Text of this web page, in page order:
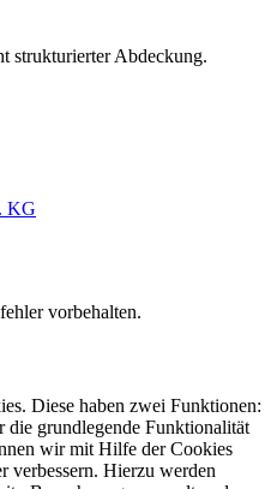
strukturierter Abdeckung.
KG
vorbehalten.
Diese haben zwei Funktionen:
die grundlegende Funktionalität
wir mit Hilfe der Cookies
verbessern. Hierzu werden